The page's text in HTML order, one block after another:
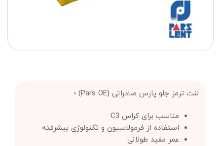
لنت ترمز جلو پارس صادراتی (Pars OE) ؛
مناسب برای کراس C3
استفاده از فرمولاسیون و تکنولوژی پیشرفته
عمر مفید طولانی